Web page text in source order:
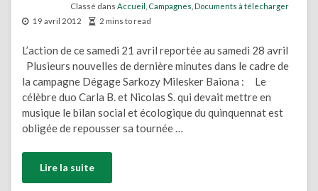
Classé dans Accueil Campagnes Documents à télecharger
19 avril 2012
2 mins to read
L’action de ce samedi 21 avril reportée au samedi 28 avril
Plusieurs nouvelles de dernière minutes dans le cadre de
la campagne Dégage Sarkozy Milesker Baiona : Le
célèbre duo Carla B. et Nicolas S. qui devait mettre en
musique le bilan social et écologique du quinquennat est
obligée de repousser sa tournée …
Lire la suite